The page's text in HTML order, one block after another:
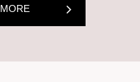
MORE